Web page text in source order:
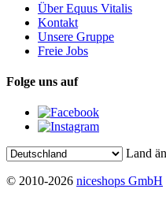
Über Equus Vitalis
Kontakt
Unsere Gruppe
Freie Jobs
Folge uns auf
Land
© 2010-2026 niceshops GmbH